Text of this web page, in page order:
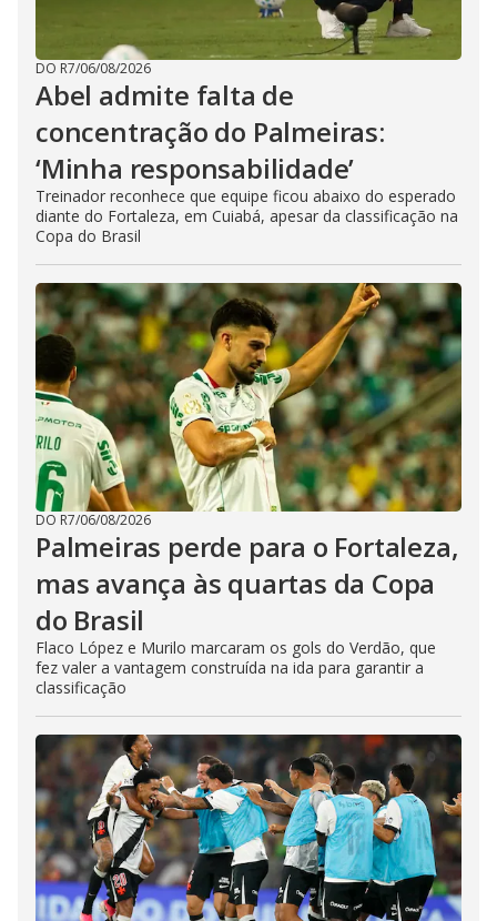
DO R7/06/08/2026
Abel admite falta de
concentração do Palmeiras:
‘Minha responsabilidade’
Treinador reconhece que equipe ficou abaixo do esperado
diante do Fortaleza, em Cuiabá, apesar da classificação na
Copa do Brasil
DO R7/06/08/2026
Palmeiras perde para o Fortaleza,
mas avança às quartas da Copa
do Brasil
Flaco López e Murilo marcaram os gols do Verdão, que
fez valer a vantagem construída na ida para garantir a
classificação